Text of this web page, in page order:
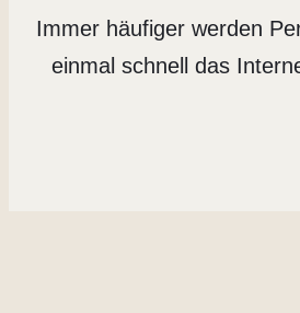
Immer häufiger werden
einmal schnell das